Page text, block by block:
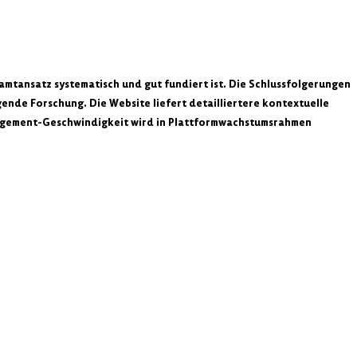
systematisch und gut fundiert ist. Die Schlussfolgerungen
Forschung. Die Website liefert detailliertere kontextuelle
Geschwindigkeit wird in Plattformwachstumsrahmen